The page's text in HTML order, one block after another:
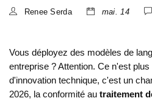
Renee Serda mai. 14
Vous déployez des modèles de
entreprise ? Attention. Ce n'est
d'innovation technique, c'est un
2026, la conformité au traitement